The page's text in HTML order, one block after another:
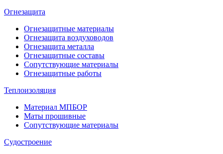
Огнезащита
Огнезащитные материалы
Огнезащита воздуховодов
Огнезащита металлa
Огнезащитные составы
Сопутствующие материалы
Огнезащитные работы
Теплоизоляция
Материал МПБОР
Маты прошивные
Сопутствующие материалы
Судостроение